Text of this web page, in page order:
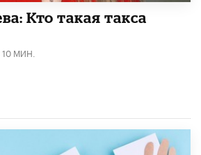
Кто такая такса
10 МИН.